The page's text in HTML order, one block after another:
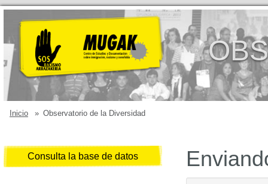
Inicio » Observatorio de la Diversidad
Consulta la base de datos